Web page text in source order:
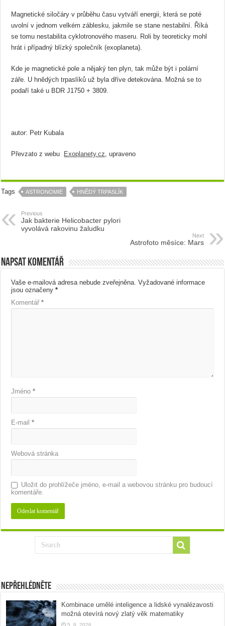
Magnetické siločáry v průběhu času vytváří energii, která se poté
uvolní v jednom velkém záblesku, jakmile se stane nestabilní. Říká
se tomu nestabilita cyklotronového maseru. Roli by teoreticky mohl
hrát i případný blízký společník (exoplaneta).
Kde je magnetické pole a nějaký ten plyn, tak může být i polární
záře. U hnědých trpaslíků už byla dříve detekována. Možná se to
podaří také u BDR J1750 + 3809.
autor: Petr Kubala
Převzato z webu Exoplanety.cz , upraveno
Tags ASTRONOMIE HNĚDÝ TRPASLÍK
Previous
Jak bakterie Helicobacter pylori
vyvolává rakovinu žaludku
Next
Astrofoto měsíce: Mars
Napsat komentář
Vaše e-mailová adresa nebude zveřejněna. Vyžadované informace
jsou označeny*
Komentář*
Jméno*
E-mail*
Webová stránka
Uložit do prohlížeče jméno, e-mail a webovou stránku pro budoucí
komentáře.
Nepřehlédněte
Kombinace umělé inteligence a lidské vynalézavosti
možná otevírá nový zlatý věk matematiky
5. 8. 2026